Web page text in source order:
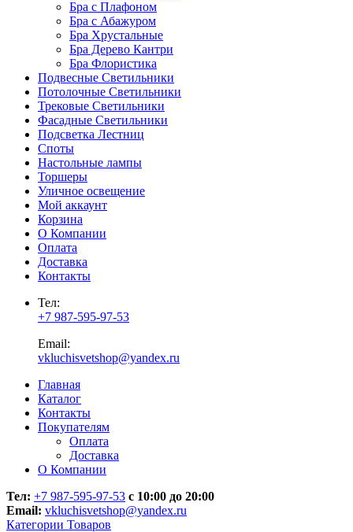
Бра с Плафоном
Бра с Абажуром
Бра Хрустальные
Бра Дерево Кантри
Бра Флористика
Подвесные Светильники
Потолочные Светильники
Трековые Светильники
Фасадные Светильники
Подсветка Лестниц
Споты
Настольные лампы
Торшеры
Уличное освещение
Мой аккаунт
Корзина
О Компании
Оплата
Доставка
Контакты
Тел:
+7 987-595-97-53
Email:
vkluchisvetshop@yandex.ru
Главная
Каталог
Контакты
Покупателям
Оплата
Доставка
О Компании
Тел: +7 987-595-97-53 с 10:00 до 20:00
Email: vkluchisvetshop@yandex.ru
Категории Товаров